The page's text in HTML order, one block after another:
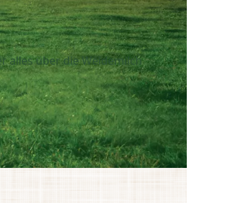
alles über die Weidemilch